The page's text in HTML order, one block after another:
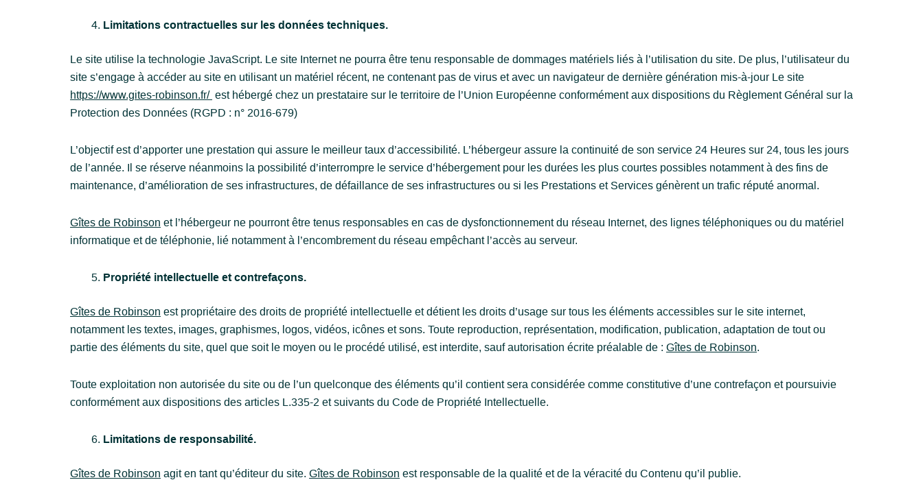
Limitations contractuelles sur les données techniques.
Le site utilise la technologie JavaScript. Le site Internet ne pourra être tenu responsable de dommages matériels liés à l’utilisation du site. De plus, l’utilisateur du
site s’engage à accéder au site en utilisant un matériel récent, ne contenant pas de virus et avec un navigateur de dernière génération mis-à-jour Le site
https://www.gites-robinson.fr/ est hébergé chez un prestataire sur le territoire de l’Union Européenne conformément aux dispositions du Règlement Général sur la
Protection des Données (RGPD : n° 2016-679)
L’objectif est d’apporter une prestation qui assure le meilleur taux d’accessibilité. L’hébergeur assure la continuité de son service 24 Heures sur 24, tous les jours
de l’année. Il se réserve néanmoins la possibilité d’interrompre le service d’hébergement pour les durées les plus courtes possibles notamment à des fins de
maintenance, d’amélioration de ses infrastructures, de défaillance de ses infrastructures ou si les Prestations et Services génèrent un trafic réputé anormal.
Gîtes de Robinson et l’hébergeur ne pourront être tenus responsables en cas de dysfonctionnement du réseau Internet, des lignes téléphoniques ou du matériel
informatique et de téléphonie, lié notamment à l’encombrement du réseau empêchant l’accès au serveur.
Propriété intellectuelle et contrefaçons.
Gîtes de Robinson est propriétaire des droits de propriété intellectuelle et détient les droits d’usage sur tous les éléments accessibles sur le site internet,
notamment les textes, images, graphismes, logos, vidéos, icônes et sons. Toute reproduction, représentation, modification, publication, adaptation de tout ou
partie des éléments du site, quel que soit le moyen ou le procédé utilisé, est interdite, sauf autorisation écrite préalable de : Gîtes de Robinson.
Toute exploitation non autorisée du site ou de l’un quelconque des éléments qu’il contient sera considérée comme constitutive d’une contrefaçon et poursuivie
conformément aux dispositions des articles L.335-2 et suivants du Code de Propriété Intellectuelle.
Limitations de responsabilité.
Gîtes de Robinson agit en tant qu’éditeur du site. Gîtes de Robinson est responsable de la qualité et de la véracité du Contenu qu’il publie.